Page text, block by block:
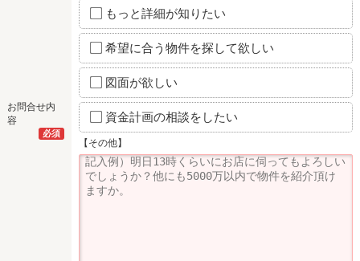
お問合せ内
容
必須
もっと詳細が知りたい
希望に合う物件を探して欲しい
図面が欲しい
資金計画の相談をしたい
【その他】